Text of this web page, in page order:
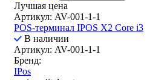
Лучшая цена
Артикул: AV-001-1-1
POS-терминал IPOS X2 Core i3
В наличии
Артикул: AV-001-1-1
Бренд:
IPos